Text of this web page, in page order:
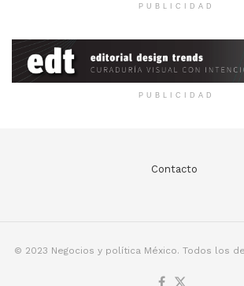
PUBLICIDAD
PUBLICIDAD
Contacto
© 2023 Negocios y política México. Todos los